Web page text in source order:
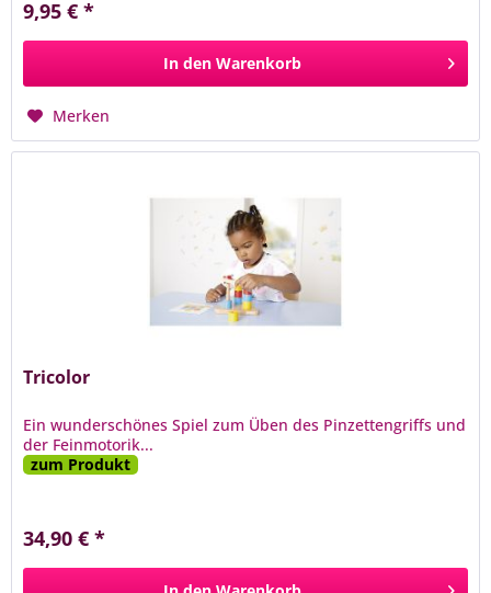
9,95 € *
In den Warenkorb
Merken
Tricolor
Ein wunderschönes Spiel zum Üben des Pinzettengriffs und
der Feinmotorik...
zum Produkt
34,90 € *